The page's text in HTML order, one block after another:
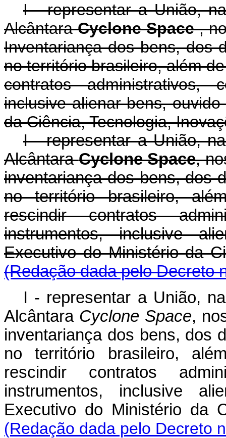
I - representar a União,
AlcântaraCyclone Space,
Inventariança dos bens, dos
no território brasileiro, além
contratos administrativos,
inclusive alienar bens,
da Ciência, Tecnologia,
I - representar a União,
AlcântaraCyclone Space,
inventariança dos bens, dos
no território brasileiro,
rescindir contratos
instrumentos, inclusive
Executivo do Ministério da
(Redação dada pelo Decreto
I - representar a União,
Alcântara Cyclone Space,
inventariança dos bens, dos
no território brasileiro,
rescindir contratos
instrumentos, inclusive
Executivo do Ministério
(Redação dada pelo Decreto